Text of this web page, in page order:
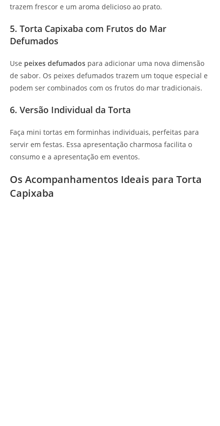
trazem frescor e um aroma delicioso ao prato.
5. Torta Capixaba com Frutos do Mar
Defumados
Use peixes defumados para adicionar uma nova dimensão
de sabor. Os peixes defumados trazem um toque especial e
podem ser combinados com os frutos do mar tradicionais.
6. Versão Individual da Torta
Faça mini tortas em forminhas individuais, perfeitas para
servir em festas. Essa apresentação charmosa facilita o
consumo e a apresentação em eventos.
Os Acompanhamentos Ideais para Torta
Capixaba